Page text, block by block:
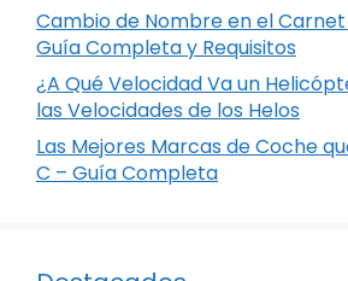
Cambio de Nombre en el
Guía Completa y Requisitos
¿A Qué Velocidad Va un
las Velocidades de los Helos
Las Mejores Marcas de Coche
C – Guía Completa